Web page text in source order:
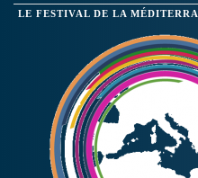
LE FESTIVAL DE LA